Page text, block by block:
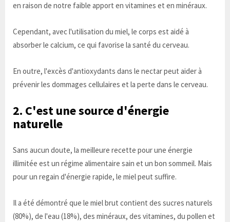
en raison de notre faible apport en vitamines et en minéraux.
Cependant, avec l'utilisation du miel, le corps est aidé à
absorber le calcium, ce qui favorise la santé du cerveau.
En outre, l'excès d'antioxydants dans le nectar peut aider à
prévenir les dommages cellulaires et la perte dans le cerveau.
2. C'est une source d'énergie
naturelle
Sans aucun doute, la meilleure recette pour une énergie
illimitée est un régime alimentaire sain et un bon sommeil. Mais
pour un regain d'énergie rapide, le miel peut suffire.
Il a été démontré que le miel brut contient des sucres naturels
(80%), de l'eau (18%), des minéraux, des vitamines, du pollen et